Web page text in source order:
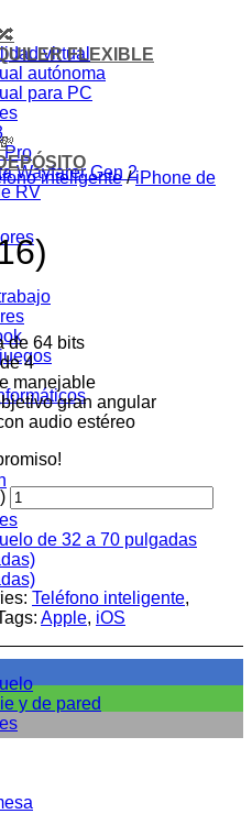
virtual
autónoma
para PC
Pro
Wayfarer Gen 2
RV
de 32 a 70 pulgadas
y de pared
FLEXIBLE
inteligente / iPhone de
de 64 bits
4
manejable
gran angular
audio estéreo
Teléfono inteligente,
Apple, iOS